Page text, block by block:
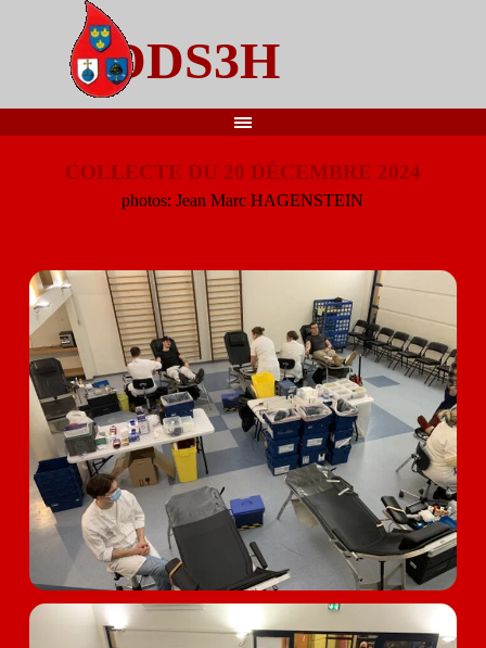
Aller au contenu
DDS3H
COLLECTE DU 20 DÉCEMBRE 2024
photos: Jean Marc HAGENSTEIN